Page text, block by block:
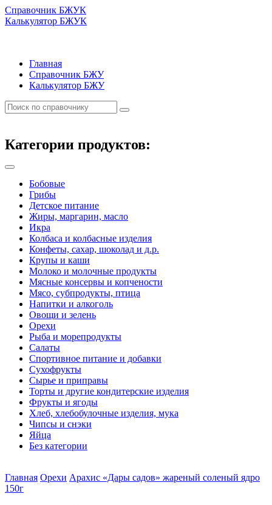
Справочник БЖУК
Калькулятор БЖУК
Главная
Справочник БЖУ
Калькулятор БЖУ
Категории продуктов:
Бобовые
Грибы
Детское питание
Жиры, маргарин, масло
Икра
Колбаса и колбасные изделия
Конфеты, сахар, шоколад и д.р.
Крупы и каши
Молоко и молочные продукты
Мясные консервы и копчености
Мясо, субпродукты, птица
Напитки и алкоголь
Овощи и зелень
Орехи
Рыба и морепродукты
Салаты
Спортивное питание и добавки
Сухофрукты
Сырье и приправы
Торты и другие кондитерские изделия
Фрукты и ягоды
Хлеб, хлебобулочные изделия, мука
Чипсы и снэки
Яйца
Без категории
Главная Орехи Арахис «Дары садов» жареный соленый ядро
150г